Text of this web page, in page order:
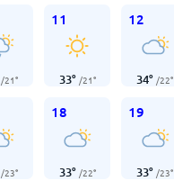
/21°
11
33° /21°
12
34° /22°
/23°
18
33° /22°
19
33° /23°